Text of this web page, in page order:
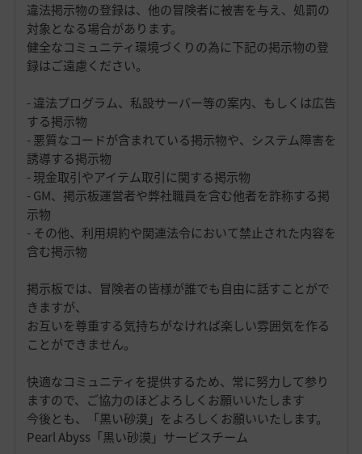
違法掲示物の登録は、他の冒険者に被害を与え、処罰の
対象となる場合があります。
健全なコミュニティ環境づくりの為に下記の掲示物の登
録はご遠慮ください。
- 違法プログラム、私設サーバー等の案内、もしくは広告
する掲示物
- 悪質なコードが含まれている掲示物や、システム障害を
誘導する掲示物
- 現金取引やアイテム取引に関する掲示物
- GM、掲示板運営者や弊社職員を含む他者を詐称する掲
示物
- その他、利用規約や関連法令において禁止された内容を
含む掲示物
掲示板では、冒険者の皆様が誰でも自由に話すことがで
きますが、
お互いを尊重する気持ちがなければ楽しい雰囲気を作る
ことができません。
快適なコミュニティを提供するため、常に努力して参り
ますので、ご協力のほどよろしくお願いいたします
今後とも、「黒い砂漠」をよろしくお願いいたします。
Pearl Abyss「黒い砂漠」サービスチーム